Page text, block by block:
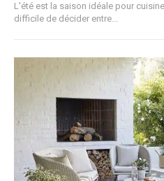
L'été est la saison idéale pour
difficile de décider entre...